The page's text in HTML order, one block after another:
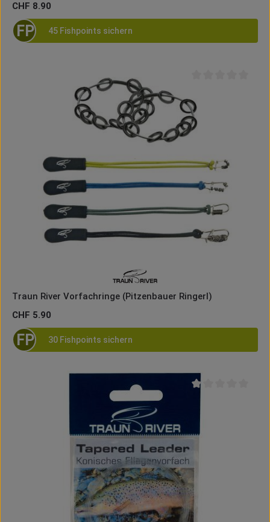
Regulärer Preis:
CHF 8.90
FP 45 Fishpoints sichern
Traun River Vorfachringe (Pitzenbauer Ringerl)
Regulärer Preis:
CHF 5.90
FP 30 Fishpoints sichern